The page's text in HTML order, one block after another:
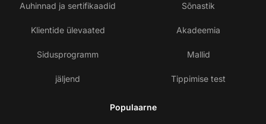
Auhinnad ja sertifikaadid
Klientide ülevaated
Sidusprogramm
jäljend
Sõnastik
Akadeemia
Mallid
Tippimise test
Populaarne